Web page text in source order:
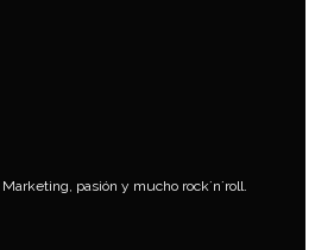
Marketing, pasión y mucho rock´n´roll.